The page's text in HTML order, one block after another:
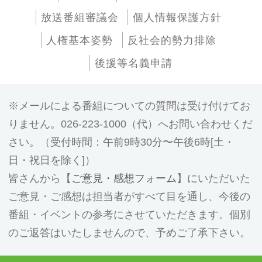
放送番組審議会
個人情報保護方針
人権基本姿勢
反社会的勢力排除
後援等名義申請
メールによる番組についての質問は受け付けてお
りません。026-223-1000（代）へお問い合わせくだ
さい。（受付時間：午前9時30分〜午後6時[土・
日・祝日を除く]）
皆さんから【 ご意見・感想フォーム 】にいただいた
ご意見・ご感想は担当者がすべて目を通し、今後の
番組・イベントの参考にさせていただきます。個別
のご返答はいたしませんので、予めご了承下さい。